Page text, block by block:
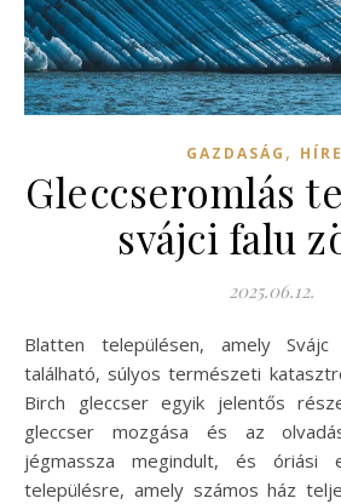
GAZDASÁG ,
Gleccseromlás
svájci falu
2025.06.12.
Blatten településen, amely Svájc gyönyörű Alpokban
található, súlyos természeti
Birch gleccser egyik jelentős
gleccser mozgása és az
jégmassza megindult, és óriási
településre, amely számos ház